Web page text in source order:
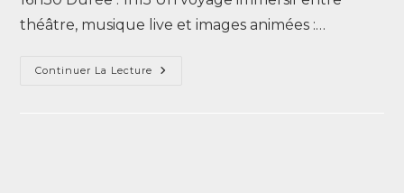
théâtre, musique live et images animées :…
Continuer La Lecture